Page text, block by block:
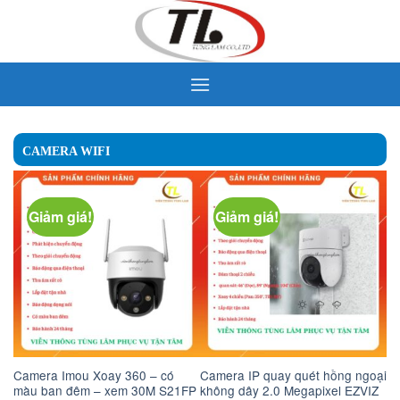
CAMERA WIFI
Giảm giá!
Camera Imou Xoay 360 – có
màu ban đêm – xem 30M S21FP
Giảm giá!
Camera IP quay quét hồng ngoại
không dây 2.0 Megapixel EZVIZ